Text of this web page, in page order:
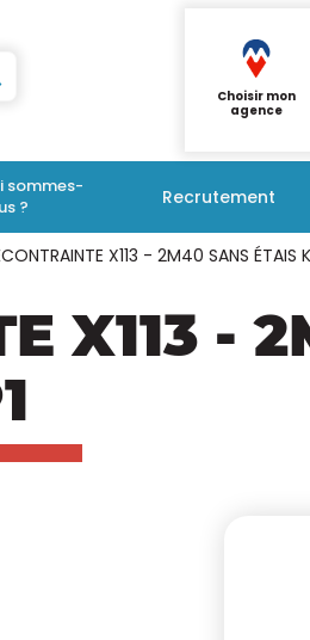
Choisir mon
agence
sommes-
?
Recrutement
X113 - 2M40 SANS ÉTAIS
X113 -